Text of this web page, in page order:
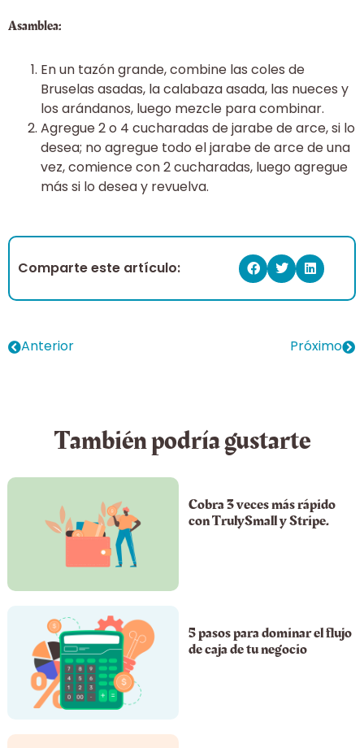
Asamblea:
En un tazón grande, combine las coles de
Bruselas asadas, la calabaza asada, las nueces y
los arándanos, luego mezcle para combinar.
Agregue 2 o 4 cucharadas de jarabe de arce, si lo
desea; no agregue todo el jarabe de arce de una
vez, comience con 2 cucharadas, luego agregue
más si lo desea y revuelva.
Comparte este artículo:
Anterior Próximo
También podría gustarte
Cobra 3 veces más rápido
con TrulySmall y Stripe.
5 pasos para dominar el flujo
de caja de tu negocio